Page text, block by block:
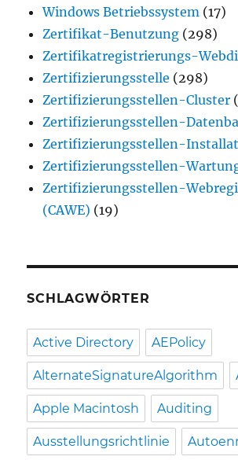
Windows Betriebssystem (17)
Zertifikat-Benutzung (298)
Zertifikatregistrierungs-
Zertifizierungsstelle (298)
Zertifizierungsstellen-Cluster
Zertifizierungsstellen-
Zertifizierungsstellen-
Zertifizierungsstellen-
Zertifizierungsstellen-
(CAWE) (19)
SCHLAGWÖRTER
Active Directory AEPolicy
AlternateSignatureAlgorithm
Apple Macintosh Auditing
Ausstellungsrichtlinie